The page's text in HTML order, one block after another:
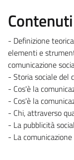
- Definizione
elementi e
comunicazione
- Storia sociale del
- Cos'è la
- Cos'è la
- Chi, attraverso
- La pubblicità
- La